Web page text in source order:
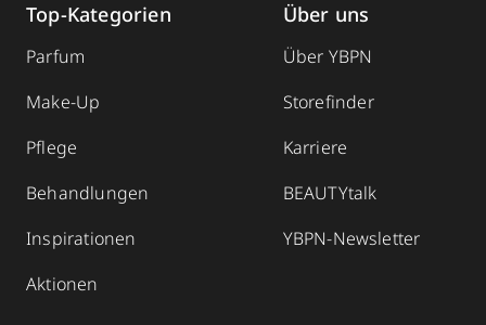
Top-Kategorien
Parfum
Make-Up
Pflege
Behandlungen
Inspirationen
Aktionen
Über uns
Über YBPN
Storefinder
Karriere
BEAUTYtalk
YBPN-Newsletter